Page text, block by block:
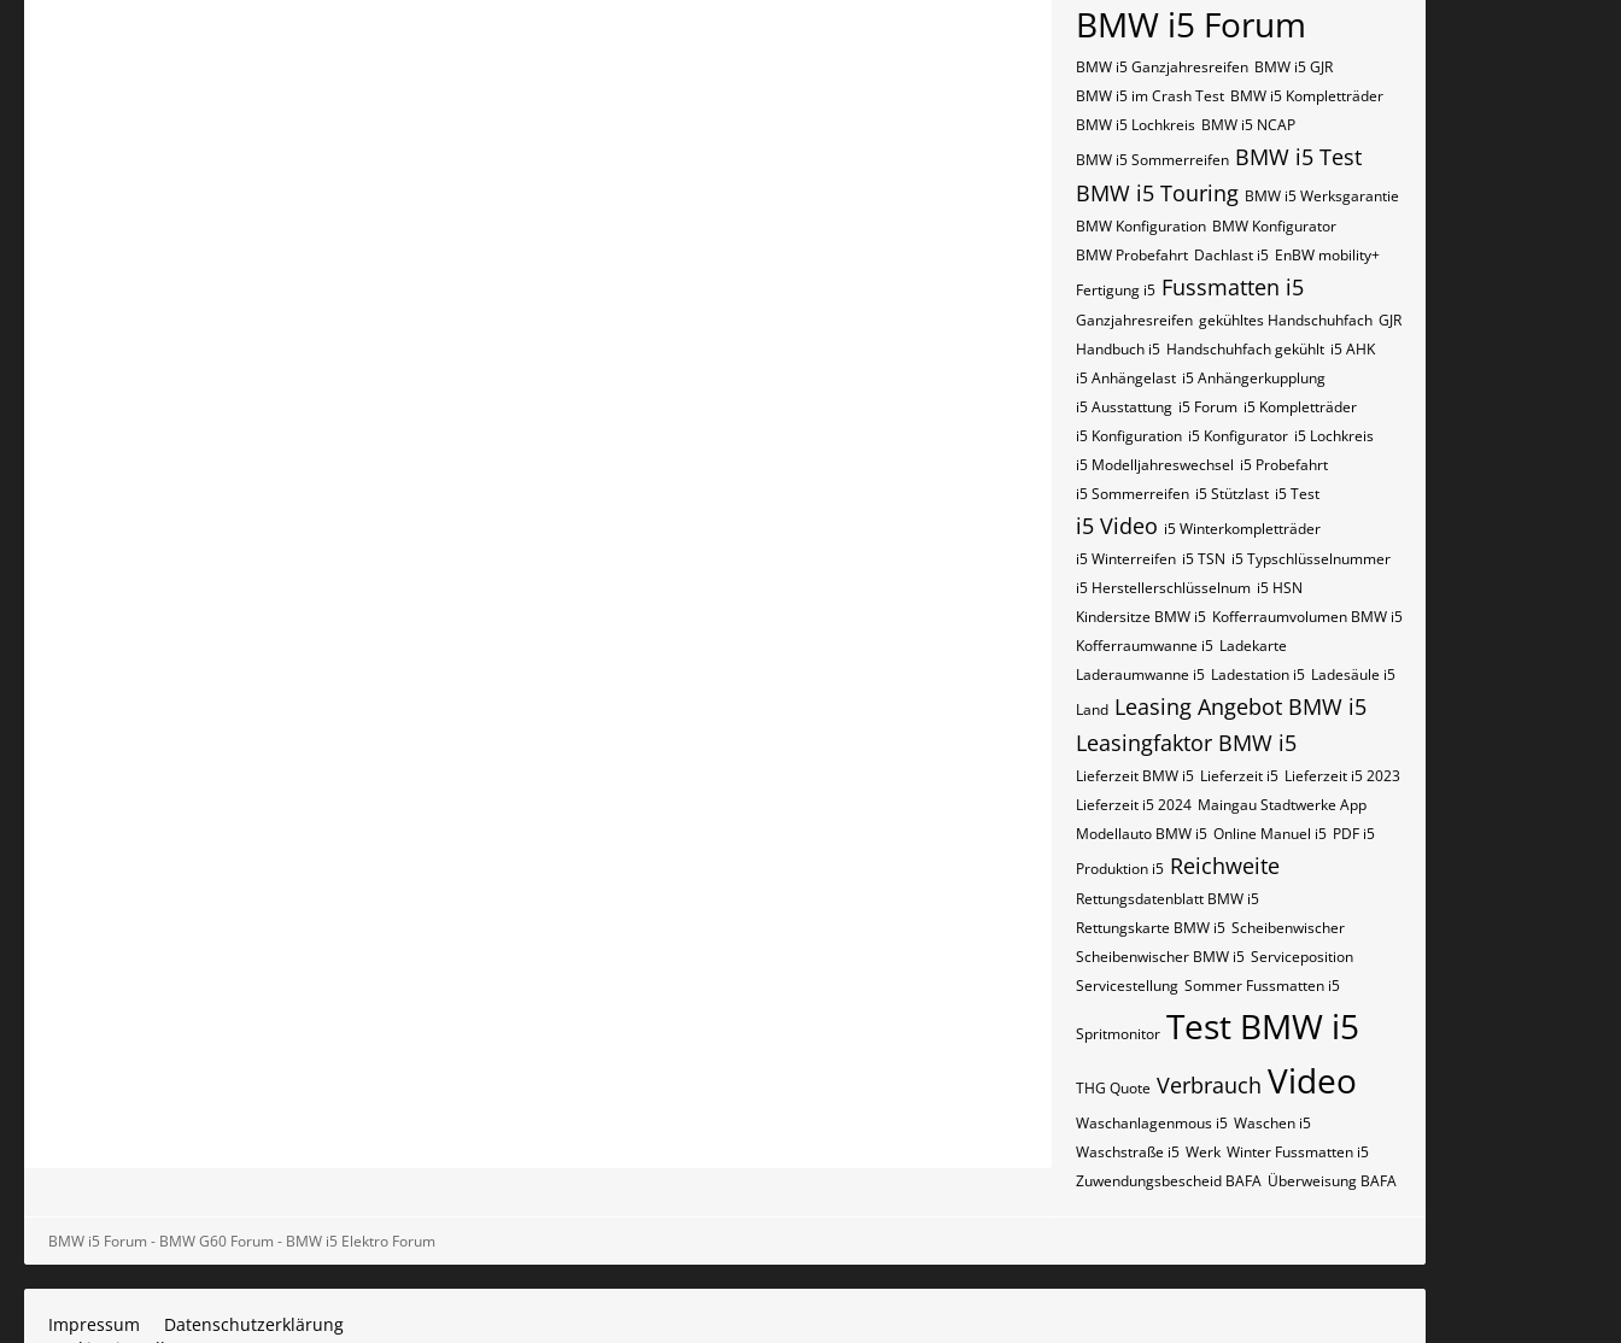
BMW i5 Forum
BMW i5 Ganzjahresreifen BMW i5 GJR
BMW i5 im Crash Test BMW i5 Kompletträder
BMW i5 Lochkreis BMW i5 NCAP
BMW i5 Sommerreifen BMW i5 Test
BMW i5 Touring BMW i5 Werksgarantie
BMW Konfiguration BMW Konfigurator
BMW Probefahrt Dachlast i5 EnBW mobility+
Fertigung i5 Fussmatten i5
Ganzjahresreifen gekühltes Handschuhfach GJR
Handbuch i5 Handschuhfach gekühlt i5 AHK
i5 Anhängelast i5 Anhängerkupplung
i5 Ausstattung i5 Forum i5 Kompletträder
i5 Konfiguration i5 Konfigurator i5 Lochkreis
i5 Modelljahreswechsel i5 Probefahrt
i5 Sommerreifen i5 Stützlast i5 Test
i5 Video i5 Winterkompletträder
i5 Winterreifen i5​​​​ TSN i5​​​​ Typschlüsselnummer
i5​​​​​ Herstellerschlüsselnum i5​​​​​ HSN
Kindersitze BMW i5 Kofferraumvolumen BMW i5
Kofferraumwanne i5 Ladekarte
Laderaumwanne i5 Ladestation i5 Ladesäule i5
Land Leasing Angebot BMW i5
Leasingfaktor BMW i5
Lieferzeit BMW i5 Lieferzeit i5 Lieferzeit i5 2023
Lieferzeit i5 2024 Maingau Stadtwerke App
Modellauto BMW i5 Online Manuel i5 PDF i5
Produktion i5 Reichweite
Rettungsdatenblatt BMW i5
Rettungskarte BMW i5 Scheibenwischer
Scheibenwischer BMW​ i5 Serviceposition
Servicestellung Sommer Fussmatten i5
Spritmonitor Test BMW i5
THG Quote Verbrauch Video
Waschanlagenmous i5 Waschen i5
Waschstraße i5 Werk Winter Fussmatten i5
Zuwendungsbescheid BAFA Überweisung BAFA
BMW i5 Forum - BMW G60 Forum - BMW i5 Elektro Forum
Impressum
Datenschutzerklärung